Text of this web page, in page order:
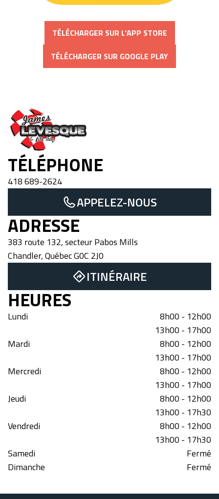
TÉLÉCHARGER SUR L'APP STORE
TÉLÉCHARGER SUR GOOGLE PLAY
James Levesque et Fils
TÉLÉPHONE
418 689-2624
APPELEZ-NOUS
ADRESSE
383 route 132, secteur Pabos Mills
Chandler,QuébecG0C 2J0
ITINÉRAIRE
HEURES
Lundi
8h00 - 12h00
13h00 - 17h00
Mardi
8h00 - 12h00
13h00 - 17h00
Mercredi
8h00 - 12h00
13h00 - 17h00
Jeudi
8h00 - 12h00
13h00 - 17h30
Vendredi
8h00 - 12h00
13h00 - 17h30
Samedi
Fermé
Dimanche
Fermé